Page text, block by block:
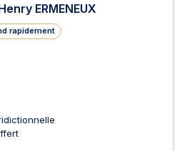
ERMENEUX
rapidement